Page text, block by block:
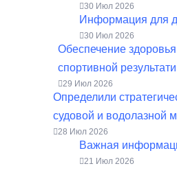
30 Июл 2026
Информация для
30 Июл 2026
Обеспечение
спортивной
29 Июл 2026
Определили
судовой и водолазной
28 Июл 2026
Важная
21 Июл 2026